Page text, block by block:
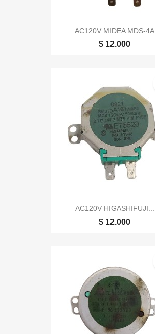
AC120V MIDEA MDS-4A
$ 12.000
AC120V HIGASHIFUJI...
$ 12.000